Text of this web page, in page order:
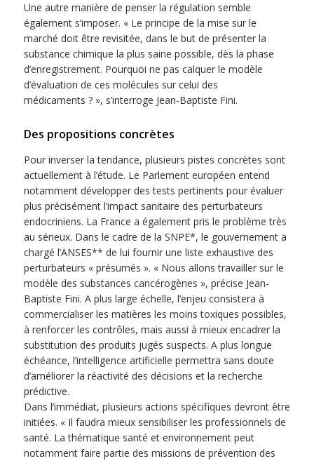
Une autre manière de penser la régulation semble
également s’imposer. « Le principe de la mise sur le
marché doit être revisitée, dans le but de présenter la
substance chimique la plus saine possible, dès la phase
d’enregistrement. Pourquoi ne pas calquer le modèle
d’évaluation de ces molécules sur celui des
médicaments ? », s’interroge Jean-Baptiste Fini.
Des propositions concrètes
Pour inverser la tendance, plusieurs pistes concrètes sont
actuellement à l’étude. Le Parlement européen entend
notamment développer des tests pertinents pour évaluer
plus précisément l’impact sanitaire des perturbateurs
endocriniens. La France a également pris le problème très
au sérieux. Dans le cadre de la SNPE*, le gouvernement a
chargé l’ANSES** de lui fournir une liste exhaustive des
perturbateurs « présumés ». « Nous allons travailler sur le
modèle des substances cancérogènes », précise Jean-
Baptiste Fini. A plus large échelle, l’enjeu consistera à
commercialiser les matières les moins toxiques possibles,
à renforcer les contrôles, mais aussi à mieux encadrer la
substitution des produits jugés suspects. A plus longue
échéance, l’intelligence artificielle permettra sans doute
d’améliorer la réactivité des décisions et la recherche
prédictive.
Dans l’immédiat, plusieurs actions spécifiques devront être
initiées. « Il faudra mieux sensibiliser les professionnels de
santé. La thématique santé et environnement peut
notamment faire partie des missions de prévention des